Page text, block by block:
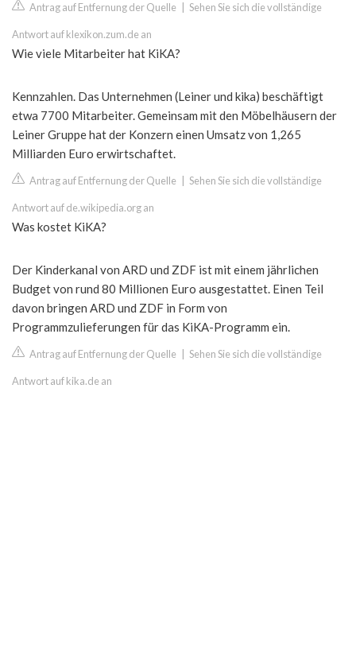
Antrag auf Entfernung der Quelle Sehen Sie sich die vollständige
Antwort auf klexikon.zum.de an
Wie viele Mitarbeiter hat KiKA?
Kennzahlen. Das Unternehmen (Leiner und kika) beschäftigt
etwa 7700 Mitarbeiter. Gemeinsam mit den Möbelhäusern der
Leiner Gruppe hat der Konzern einen Umsatz von 1,265
Milliarden Euro erwirtschaftet.
Antrag auf Entfernung der Quelle Sehen Sie sich die vollständige
Antwort auf de.wikipedia.org an
Was kostet KiKA?
Der Kinderkanal von ARD und ZDF ist mit einem jährlichen
Budget von rund 80 Millionen Euro ausgestattet. Einen Teil
davon bringen ARD und ZDF in Form von
Programmzulieferungen für das KiKA-Programm ein.
Antrag auf Entfernung der Quelle Sehen Sie sich die vollständige
Antwort auf kika.de an